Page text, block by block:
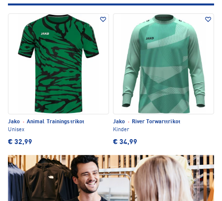
Jako · Animal Trainingstrikot
Unisex
€ 32,99
Jako ·
River Torwarttrikot
Kinder
€ 34,99